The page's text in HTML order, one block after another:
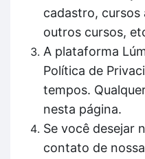
cadastro, cursos
outros cursos,
A plataforma
Política de
tempos.
nesta página.
Se você desejar
contato de